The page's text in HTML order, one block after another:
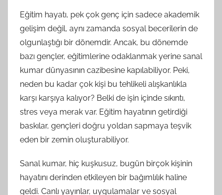
Eğitim hayatı, pek çok genç için sadece akademik
gelişim değil, aynı zamanda sosyal becerilerin de
olgunlaştığı bir dönemdir. Ancak, bu dönemde
bazı gençler, eğitimlerine odaklanmak yerine sanal
kumar dünyasının cazibesine kapılabiliyor. Peki,
neden bu kadar çok kişi bu tehlikeli alışkanlıkla
karşı karşıya kalıyor? Belki de işin içinde sıkıntı,
stres veya merak var. Eğitim hayatının getirdiği
baskılar, gençleri doğru yoldan sapmaya teşvik
eden bir zemin oluşturabiliyor.
Sanal kumar, hiç kuşkusuz, bugün birçok kişinin
hayatını derinden etkileyen bir bağımlılık haline
geldi. Canlı yayınlar, uygulamalar ve sosyal